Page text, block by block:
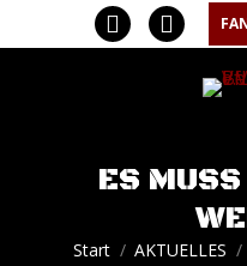
Facebook
new
opens
new
window
ES
Sie befinden sich
Start AKTUELLES